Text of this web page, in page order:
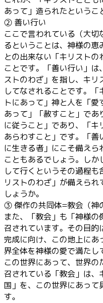
あって」造られたというこ
② 善い行い
ここで言われている（大
るということは、神様の
との出来ない「キリスト
ことです。「善い行い」は
ストのわざ」を指し、キ
してなされることです。
トにあって」神と人を「
あって」「赦すこと」で
に従うこと」であり、「
あらわすこと」です。「
に生きる者」にこそ備え
こともあるでしょう。し
して行くというその過程
リストのわざ」が備えら
しょうか。
③ 傑作の共同体=教会（神
また、「教会」も「神様
召されています。その目
完成に向け、この地上に
界全体を神様の愛で満たし
この世界にあって、世界
召されている「教会」は
国」を、この世界にあっ
す。